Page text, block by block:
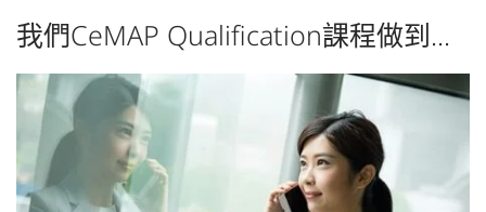
我們CeMAP Qualification課程做到...